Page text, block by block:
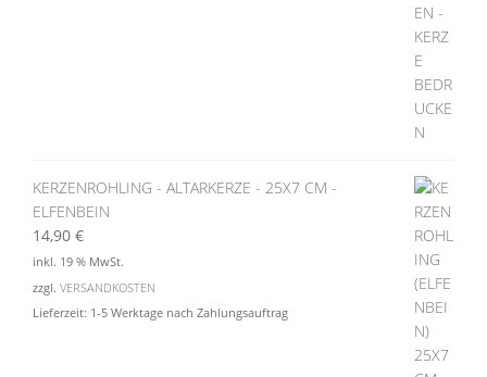
KERZENROHLING - ALTARKERZE - 25X7 CM -
ELFENBEIN
14,90 €
inkl. 19 % MwSt.
zzgl. VERSANDKOSTEN
Lieferzeit: 1-5 Werktage nach Zahlungsauftrag